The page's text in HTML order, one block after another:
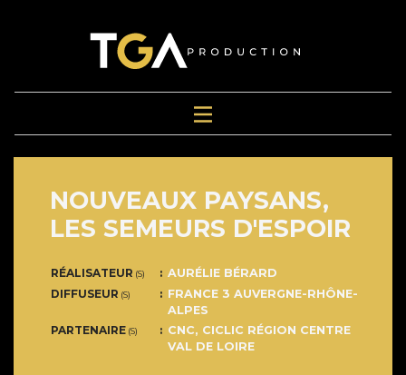
NOUVEAUX PAYSANS,
LES SEMEURS D'ESPOIR
RÉALISATEUR (S)
AURÉLIE BÉRARD
DIFFUSEUR (S)
FRANCE 3 AUVERGNE-RHÔNE-
ALPES
PARTENAIRE (S)
CNC, CICLIC RÉGION CENTRE
VAL DE LOIRE